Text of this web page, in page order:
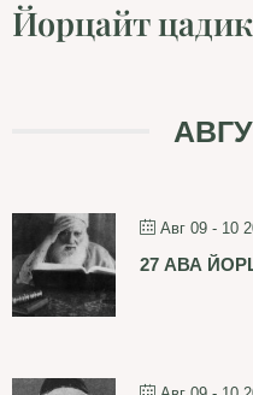
Йорцайт
Авг 09 - 10
27 АВА